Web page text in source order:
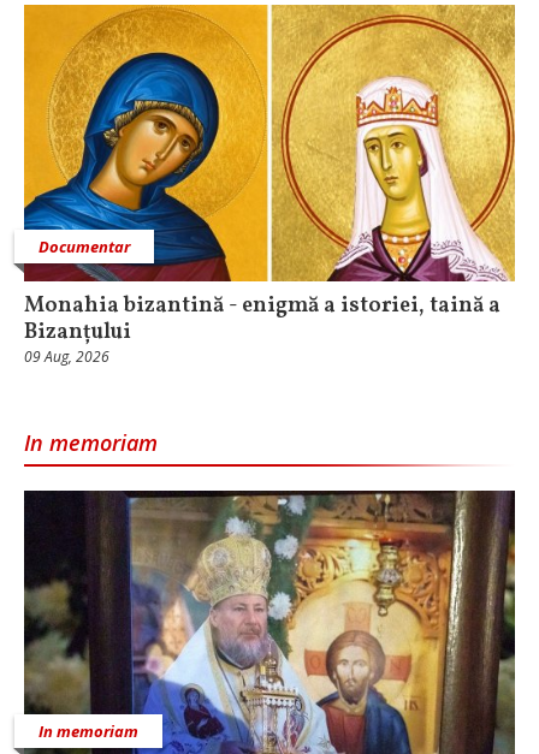
Documentar
Monahia bizantină - enigmă a istoriei, taină a
Bizanțului
09 Aug, 2026
In memoriam
In memoriam